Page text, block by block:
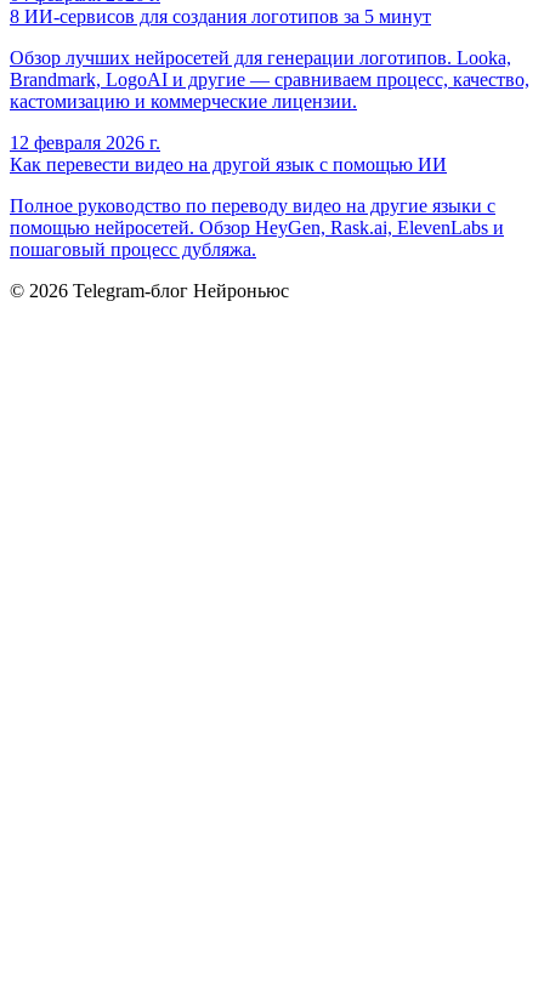
8 ИИ-сервисов для создания логотипов за 5 минут
Обзор лучших нейросетей для генерации логотипов. Looka,
Brandmark, LogoAI и другие — сравниваем процесс, качество,
кастомизацию и коммерческие лицензии.
12 февраля 2026 г.
Как перевести видео на другой язык с помощью ИИ
Полное руководство по переводу видео на другие языки с
помощью нейросетей. Обзор HeyGen, Rask.ai, ElevenLabs и
пошаговый процесс дубляжа.
© 2026 Telegram-блог Нейроньюс